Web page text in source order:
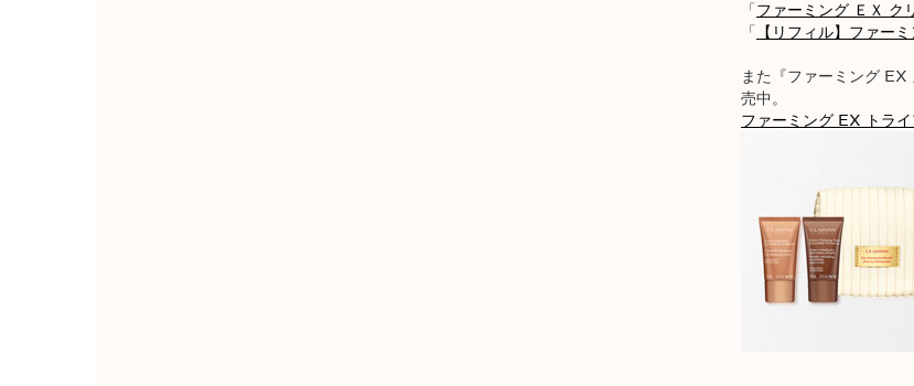
「ファーミング ＥＸ ク
「
【リフィル】ファー
また『ファーミング
売中。
ファーミング EX トライ